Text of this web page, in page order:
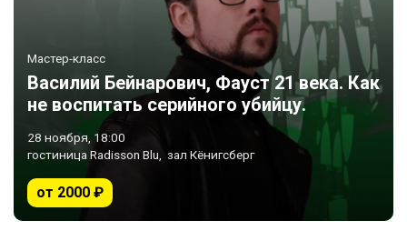
Мастер-класс
Василий Бейнарович, Фауст 21 века. Как
не воспитать серийного убийцу.
28 ноября, 18:00
гостиница Radisson Blu, зал Кёнигсберг
от 2000 ₽